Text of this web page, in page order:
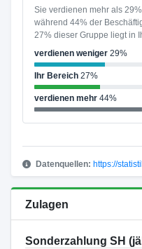
Sie verdienen mehr als
während 44% der
27% dieser Gruppe liegt in
verdienen weniger29%
Ihr Bereich27%
verdienen mehr44%
Datenquellen: https://
Zulagen
Sonderzahlung SH